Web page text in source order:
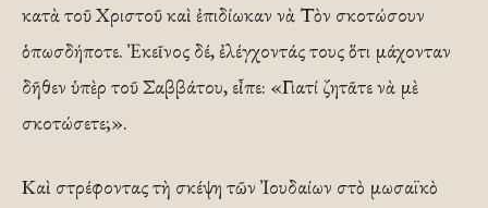
κατὰ τοῦ Χριστοῦ καὶ ἐπιδίωκαν νὰ Τὸν σκοτώσουν
ὁπωσδήποτε. Ἐκεῖνος δέ, ἐλέγχοντάς τους ὅτι μάχονταν
δῆθεν ὑπὲρ τοῦ Σαββάτου, εἶπε: «Γιατί ζητᾶτε νὰ μὲ
σκοτώσετε;».
Καὶ στρέφοντας τὴ σκέψη τῶν Ἰουδαίων στὸ μωσαϊκὸ